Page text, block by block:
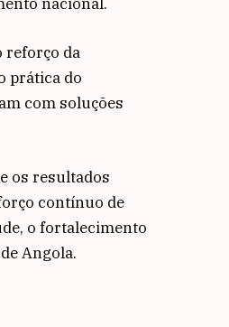
reforço da
prática do
com soluções
os resultados
contínuo de
o fortalecimento
Angola.